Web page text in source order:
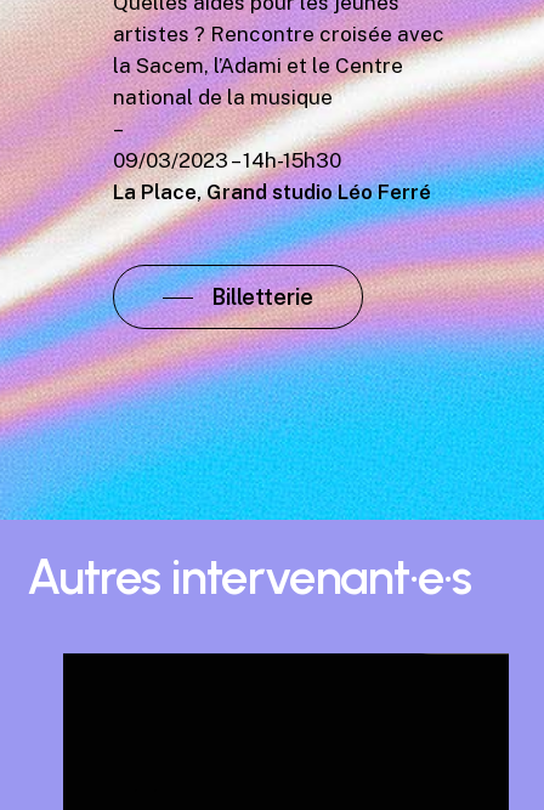
artistes ? Rencontre croisée avec
la Sacem, l’Adami et le Centre
national de la musique
–
09/03/2023 – 14h-15h30
La Place, Grand studio Léo Ferré
Billetterie
Autres intervenant·e·s